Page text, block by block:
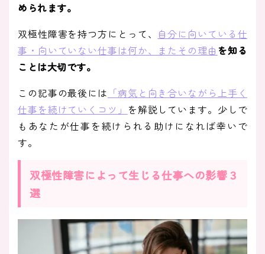
められます。
双極性障害を持つ方にとって、 自分に向いている仕
事・向いていない仕事は何か、またその理由 を知る
ことは大切です。
この記事の最後には 「病気と向き合いながら上手く
仕事を続けていくコツ」 を解説しています。少しで
もあなたが仕事を続けられる助けになれば幸いで
す。
双極性障害によって生じる仕事への影響３
選